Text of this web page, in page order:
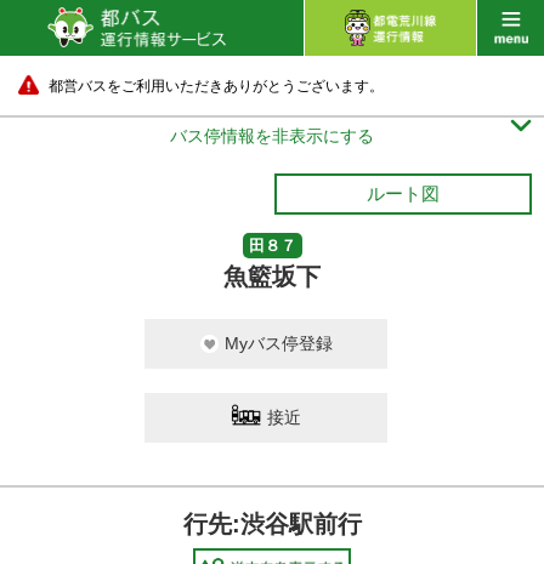
都営バスをご利用いただきありがとうございます。
バス停情報を非表示にする 
ルート図
田８７
魚籃坂下
Myバス停登録
接近
行先:渋谷駅前行